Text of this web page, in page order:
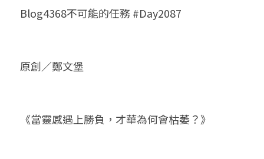
人氣最高
臉書生活
八字視頻
線上直播
八字初階班2
八字中階班
五人實戰班
八字完整班
科學八字推理PDF
小兒命名
我的著作
科學八字推理2
科學八字輕鬆學
批命預約
常見問題
登錄/註冊
繁體中文
Blog4368不可能的任務 #Day2087
原創／鄭文堡
《當靈感遇上勝負，才華為何會枯萎？》